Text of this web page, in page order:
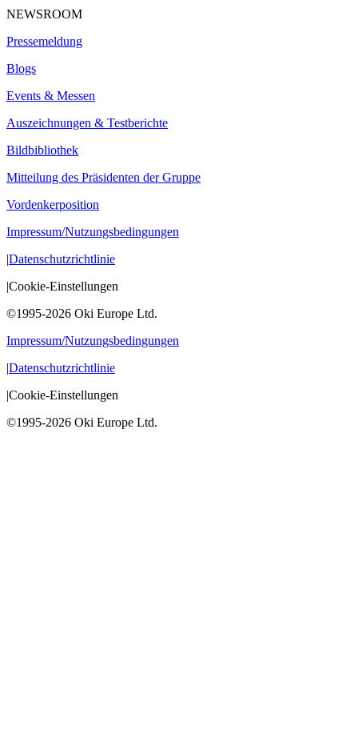
NEWSROOM
Pressemeldung
Blogs
Events & Messen
Auszeichnungen & Testberichte
Bildbibliothek
Mitteilung des Präsidenten der Gruppe
Vordenkerposition
Impressum/Nutzungsbedingungen
|Datenschutzrichtlinie
|Cookie-Einstellungen
©1995-2026 Oki Europe Ltd.
Impressum/Nutzungsbedingungen
|Datenschutzrichtlinie
|Cookie-Einstellungen
©1995-2026 Oki Europe Ltd.